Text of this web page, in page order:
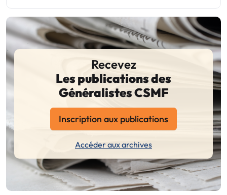
Recevez
Les publications des
Généralistes CSMF
Inscription aux publications
Accéder aux archives